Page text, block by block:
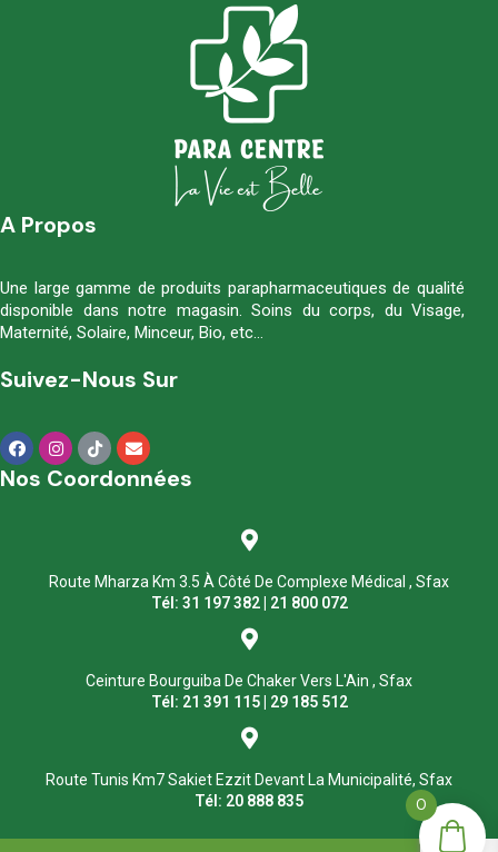
A Propos
Une large gamme de produits parapharmaceutiques de qualité
disponible dans notre magasin. Soins du corps, du Visage,
Maternité, Solaire, Minceur, Bio, etc…
Suivez-Nous Sur
Nos Coordonnées
Route Mharza Km 3.5 À Côté De Complexe Médical , Sfax
Tél: 31 197 382 | 21 800 072
Ceinture Bourguiba De Chaker Vers L'Ain , Sfax
Tél: 21 391 115 | 29 185 512
Route Tunis Km7 Sakiet Ezzit Devant La Municipalité, Sfax
Tél: 20 888 835
0